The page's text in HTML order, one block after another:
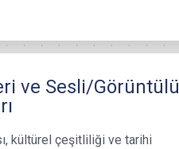
ve Sesli/Görüntülü
kültürel çeşitliliği ve tarihi